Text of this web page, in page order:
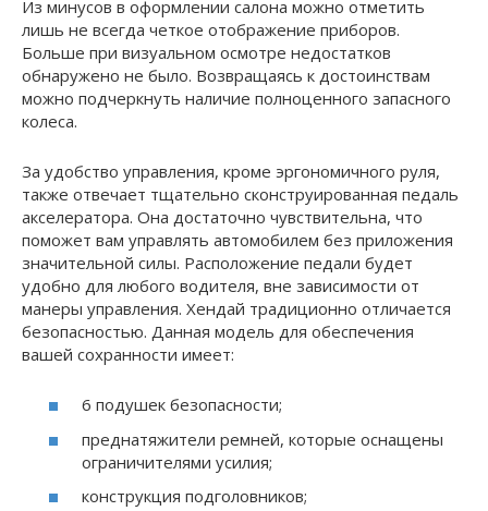
Из минусов в оформлении салона можно отметить
лишь не всегда четкое отображение приборов.
Больше при визуальном осмотре недостатков
обнаружено не было. Возвращаясь к достоинствам
можно подчеркнуть наличие полноценного запасного
колеса.
За удобство управления, кроме эргономичного руля,
также отвечает тщательно сконструированная педаль
акселератора. Она достаточно чувствительна, что
поможет вам управлять автомобилем без приложения
значительной силы. Расположение педали будет
удобно для любого водителя, вне зависимости от
манеры управления. Хендай традиционно отличается
безопасностью. Данная модель для обеспечения
вашей сохранности имеет:
6 подушек безопасности;
преднатяжители ремней, которые оснащены
ограничителями усилия;
конструкция подголовников;